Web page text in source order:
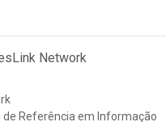
Network
de Referência em Informação